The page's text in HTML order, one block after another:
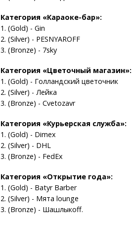
Категория «Караоке-бар»:
1. (Gold) - Gin
2. (Silver) - PESNYAROFF
3. (Bronze) - 7sky
Категория «Цветочный магазин»:
1. (Gold) - Голландский цветочник
2. (Silver) - Лейка
3. (Bronze) - Cvetozavr
Категория «Курьерская служба»:
1. (Gold) - Dimex
2. (Silver) - DHL
3. (Bronze) - FedEx
Категория «Открытие года»:
1. (Gold) - Batyr Barber
2. (Silver) - Мята lounge
3. (Bronze) - Шашлыкоff.